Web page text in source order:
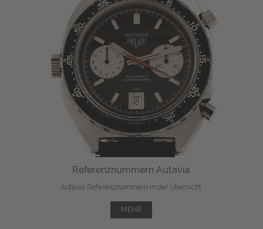
Referenznummern Autavia
Autavia Referenznummern in der Übersicht.
MEHR